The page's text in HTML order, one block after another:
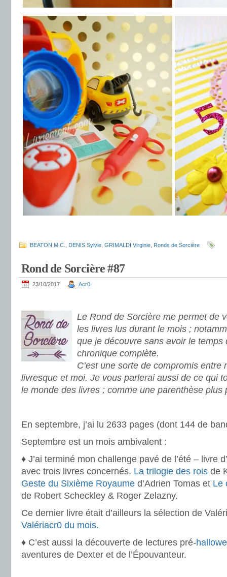
BEATON M.C. DENIS Sylvie GRIMALDI Virginie Ronds de Sorcière
Rond de Sorcière #87
23/10/2017 Acr0
Le Rond de Sorcière me permet de
les livres lus durant le mois ;
que je découvre sans avoir le temps
chronique complète.
C’est une sorte de compromis entre
livresque et moi. Je vous parlerai aussi de ce qui
le monde des livres ; comme une parenthèse plus
En septembre, j’ai lu 2633 pages (dont 144 de
Septembre est un mois ambivalent :
♦ J’ai terminé mon challenge pavé de l’été – livre
avec trois livres concernés. La trilogie des rois de
Geste du Sixième Royaume d’Adrien Tomas et Le
de Robert Scheckley & Roger Zelazny.
Ce dernier livre était d’ailleurs la sélection de
Valériacr0 du mois.
♦ C’est aussi la découverte de lectures pré-
aventures de Dexter et de l’Épouvanteur.